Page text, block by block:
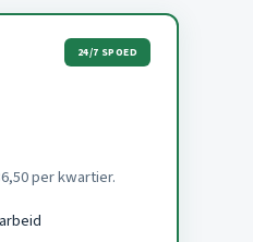
24/7 SPOED
per kwartier.